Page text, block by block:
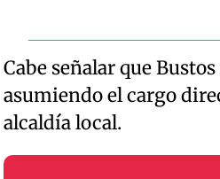
Cabe señalar que
asumiendo el cargo
alcaldía local.